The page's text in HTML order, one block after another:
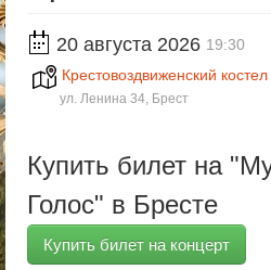
20 августа 2026 19:30
Крестовоздвиженский костел
ул. Ленина 34, Брест
Купить билет на
Голос" в Бресте
Купить билет на концерт